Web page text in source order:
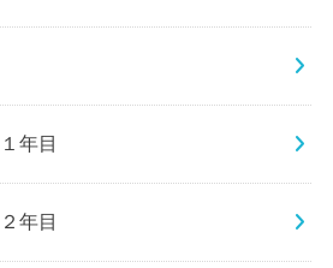
年目
年目